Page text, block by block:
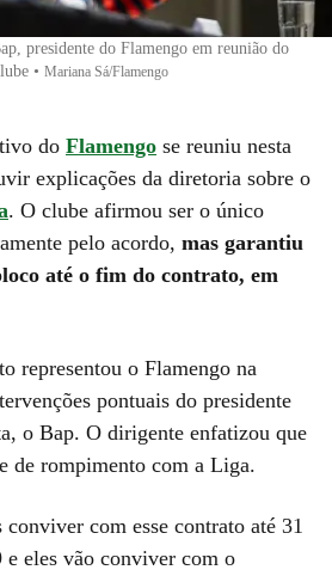
presidente do Flamengo em reunião do
• Mariana Sá/Flamengo
do Flamengo se reuniu nesta
explicações da diretoria sobre o
. O clube afirmou ser o único
pelo acordo, mas garantiu
até o fim do contrato, em
representou o Flamengo na
pontuais do presidente
o Bap. O dirigente enfatizou que
de rompimento com a Liga.
conviver com esse contrato até 31
e eles vão conviver com o